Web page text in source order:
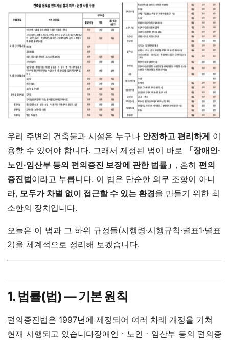
우리 주변의 건축물과 시설은 누구나 안전하고 편리하게 이
용할 수 있어야 합니다. 그래서 제정된 법이 바로
「장애인·
노인·임산부 등의 편의증진 보장에 관한 법률」 , 흔히 편의
증진법이라고 부릅니다. 이 법은 단순한 의무 조항이 아니
라, 모두가 차별 없이 접근할 수 있는 환경을 만들기 위한 최
소한의 장치입니다.
오늘은 이 법과 그 하위 규정들(시행령·시행규칙·별표1·별표
2)을 체계적으로 정리해 보겠습니다.
1. 법률(법) ― 기본 원칙
편의증진법은 1997년에 제정되어 여러 차례 개정을 거쳐
현재 시행되고 있습니다장애인ㆍ노인ㆍ임산부 등의 편의증